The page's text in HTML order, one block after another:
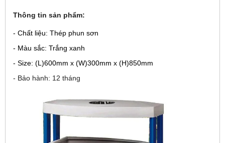
Thông tin sản phẩm:
- Chất liệu: Thép phun sơn
- Màu sắc: Trắng xanh
- Size: (L)600mm x (W)300mm x (H)850mm
- Bảo hành: 12 tháng